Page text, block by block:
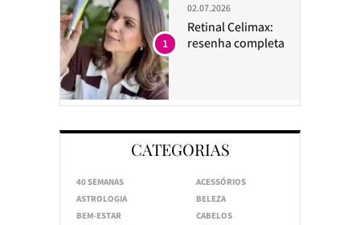
02.07.2026
Retinal Celimax:
resenha completa
1
CATEGORIAS
40 SEMANAS
ACESSÓRIOS
ASTROLOGIA
BELEZA
BEM-ESTAR
CABELOS